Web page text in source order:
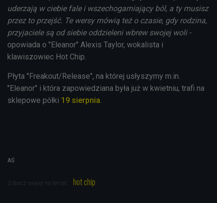
uderzają w ciebie fale i wszechogarniający ból, a ty musisz
przez to przejść. Te wersy mówią też o czasie, gdy rodzina,
przyjaciele są od siebie oddzieleni wbrew swojej woli -
opowiada o "Eleanor" Alexis Taylor, wokalista i
klawiszowiec Hot Chip.
Płyta "Freakout/Release", na której usłyszymy m.in.
"Eleanor" i która zapowiedziana była już w kwietniu, trafi na
sklepowe półki 19 sierpnia.
AŚ
Zobacz więcej na temat: hot chip